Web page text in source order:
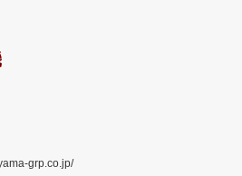
grp.co.jp/